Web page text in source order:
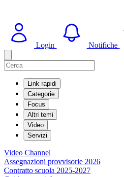
Login Notifiche
Link rapidi
Categorie
Focus
Altri temi
Video
Servizi
Video Channel
Assegnazioni provvisorie 2026
Contratto scuola 2025-2027